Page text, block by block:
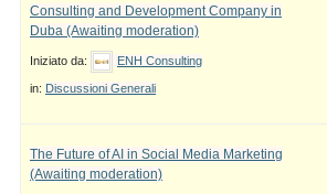
Consulting and Development Company in
Duba (Awaiting moderation)
Iniziato da: ENH Consulting
in: Discussioni Generali
The Future of AI in Social Media Marketing
(Awaiting moderation)